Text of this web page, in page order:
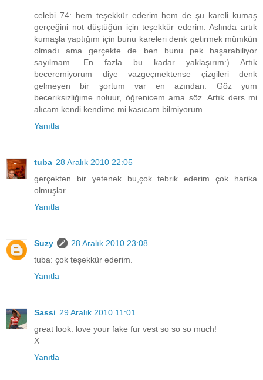
celebi 74: hem teşekkür ederim hem de şu kareli kumaş
gerçeğini not düştüğün için teşekkür ederim. Aslında artık
kumaşla yaptığım için bunu kareleri denk getirmek mümkün
olmadı ama gerçekte de ben bunu pek başarabiliyor
sayılmam. En fazla bu kadar yaklaşırım:) Artık
beceremiyorum diye vazgeçmektense çizgileri denk
gelmeyen bir şortum var en azından. Göz yum
beceriksizliğime noluur, öğrenicem ama söz. Artık ders mi
alıcam kendi kendime mi kasıcam bilmiyorum.
Yanıtla
tuba 28 Aralık 2010 22:05
gerçekten bir yetenek bu,çok tebrik ederim çok harika
olmuşlar..
Yanıtla
Suzy
28 Aralık 2010 23:08
tuba: çok teşekkür ederim.
Yanıtla
Sassi 29 Aralık 2010 11:01
great look. love your fake fur vest so so so much!
X
Yanıtla